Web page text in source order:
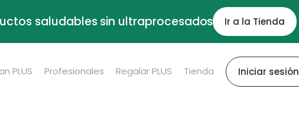
saludables sin ultraprocesados Ir a la Tienda
PLUS Profesionales Regalar PLUS Tienda Iniciar sesión